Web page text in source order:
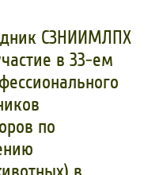
СЗНИИМЛПХ
в 33-ем
по